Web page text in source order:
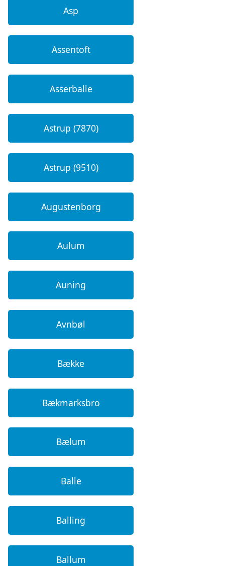
Asp
Assentoft
Asserballe
Astrup (7870)
Astrup (9510)
Augustenborg
Aulum
Auning
Avnbøl
Bække
Bækmarksbro
Bælum
Balle
Balling
Ballum